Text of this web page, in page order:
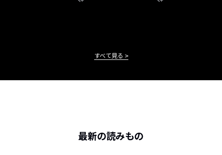
すべて見る
最新の読みもの